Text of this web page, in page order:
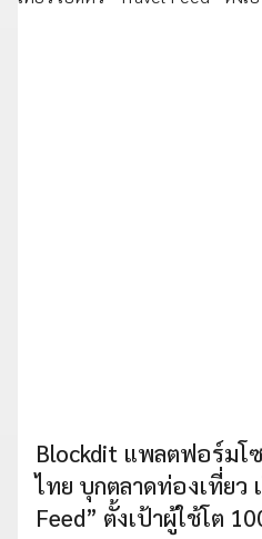
Blockdit แพลตฟอร์มโ
ไทย บุกตลาดท่องเที่ยว
Feed” ตั้งเป้าผู้ใช้โต